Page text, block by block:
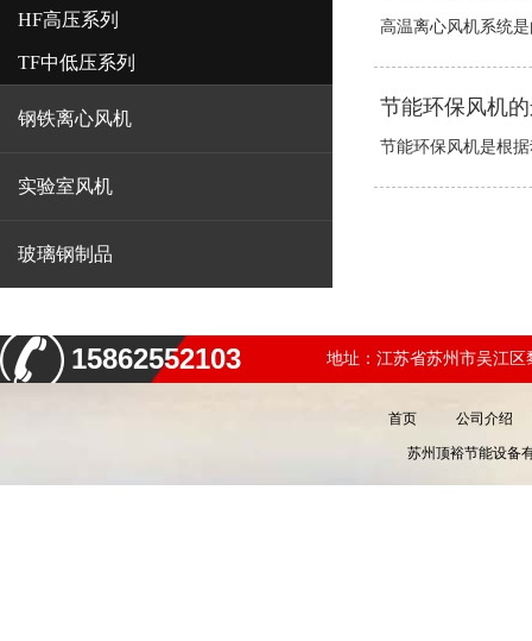
HF高压系列
TF中低压系列
钢铁离心风机
实验室风机
玻璃钢制品
高温离心风机系统
节能环保风机
节能环保风机是根
15862552103 地址：江苏省苏州市吴江区
首页 公司介绍
苏州顶裕节能设备